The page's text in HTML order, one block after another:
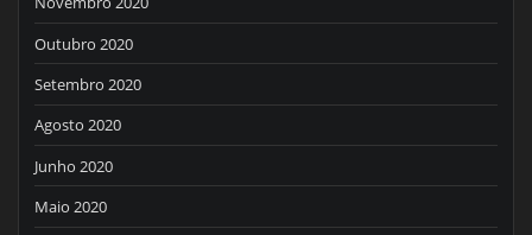
Outubro 2020
Setembro 2020
Agosto 2020
Junho 2020
Maio 2020